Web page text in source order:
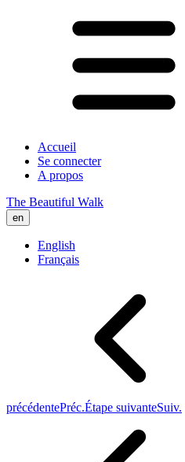
Accueil
Se connecter
A propos
The Beautiful Walk
en
English
Français
précédentePréc.Étape suivanteSuiv.